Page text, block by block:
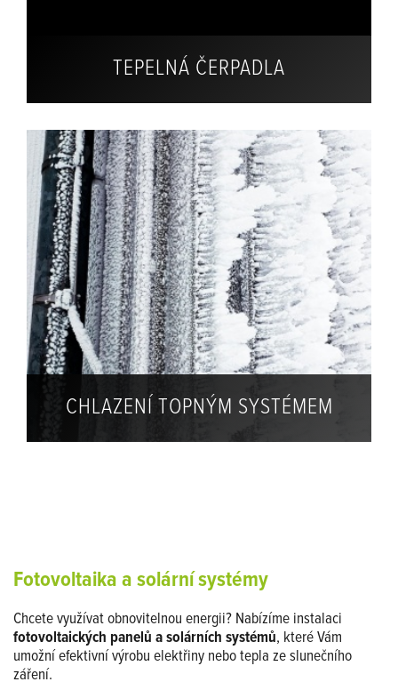
TEPELNÁ ČERPADLA
CHLAZENÍ TOPNÝM SYSTÉMEM
Fotovoltaika a solární systémy
Chcete využívat obnovitelnou energii? Nabízíme instalaci
fotovoltaických panelů a solárních systémů, které Vám
umožní efektivní výrobu elektřiny nebo tepla ze slunečního
záření.